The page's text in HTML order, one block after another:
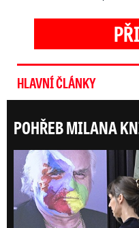
HLAVNÍ ČLÁNKY
POHŘEB MILANA